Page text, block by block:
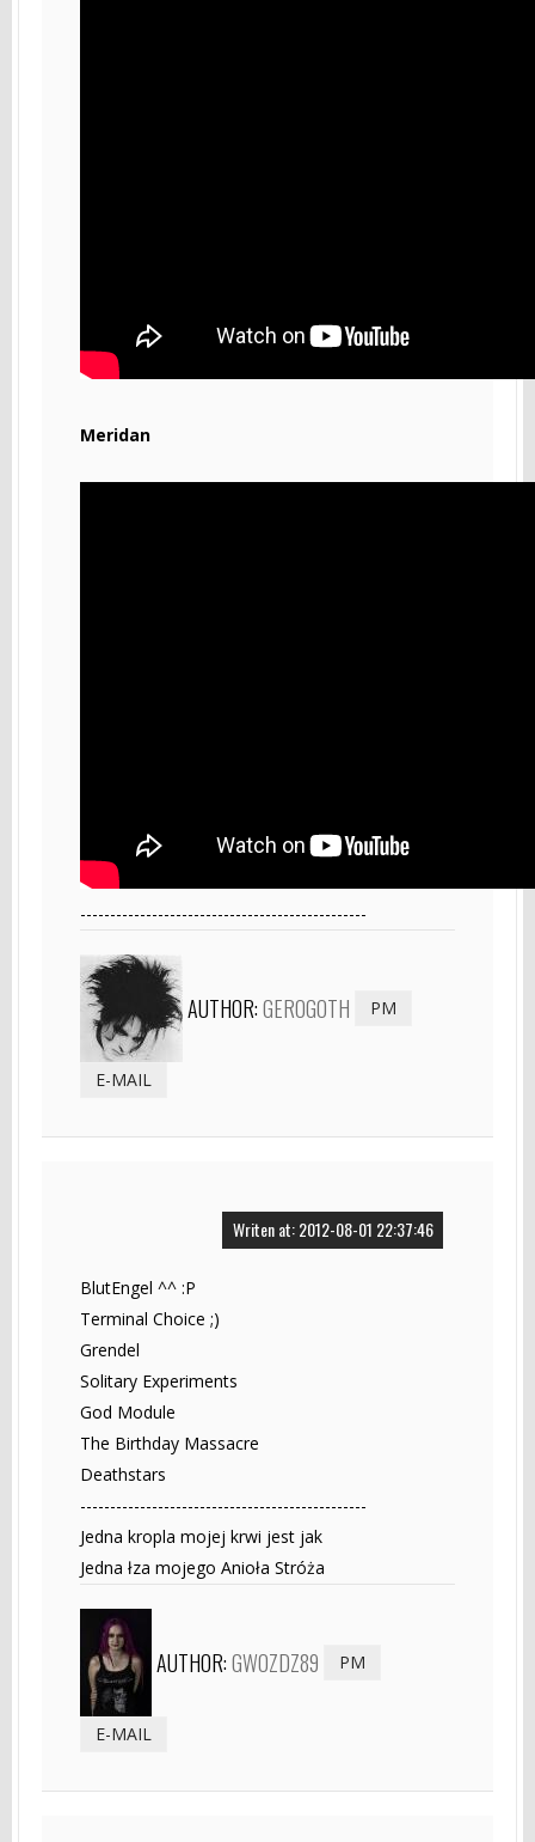
Meridan
------------------------------------------------
AUTHOR:GEROGOTH PM
E-MAIL
Writen at: 2012-08-01 22:37:46
BlutEngel ^^ :P
Terminal Choice ;)
Grendel
Solitary Experiments
God Module
The Birthday Massacre
Deathstars
------------------------------------------------
Jedna kropla mojej krwi jest jak
Jedna łza mojego Anioła Stróża
AUTHOR:GWOZDZ89 PM
E-MAIL